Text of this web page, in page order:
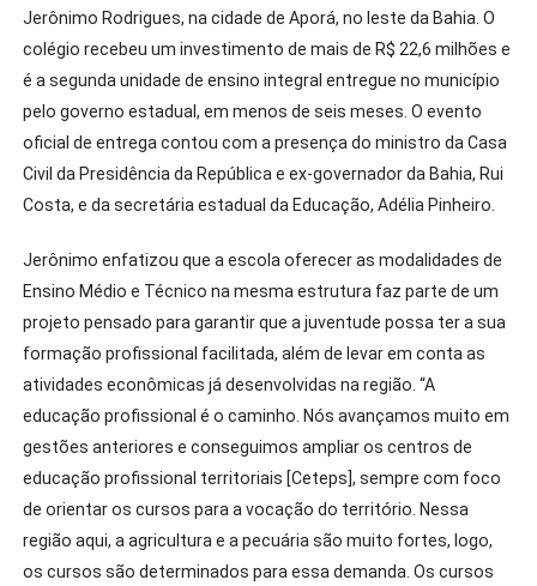
Jerônimo Rodrigues, na cidade de Aporá, no leste da Bahia. O
colégio recebeu um investimento de mais de R$ 22,6 milhões e
é a segunda unidade de ensino integral entregue no município
pelo governo estadual, em menos de seis meses. O evento
oficial de entrega contou com a presença do ministro da Casa
Civil da Presidência da República e ex-governador da Bahia, Rui
Costa, e da secretária estadual da Educação, Adélia Pinheiro.
Jerônimo enfatizou que a escola oferecer as modalidades de
Ensino Médio e Técnico na mesma estrutura faz parte de um
projeto pensado para garantir que a juventude possa ter a sua
formação profissional facilitada, além de levar em conta as
atividades econômicas já desenvolvidas na região. “A
educação profissional é o caminho. Nós avançamos muito em
gestões anteriores e conseguimos ampliar os centros de
educação profissional territoriais [Ceteps], sempre com foco
de orientar os cursos para a vocação do território. Nessa
região aqui, a agricultura e a pecuária são muito fortes, logo,
os cursos são determinados para essa demanda. Os cursos